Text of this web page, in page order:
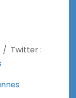
/ Twitter :